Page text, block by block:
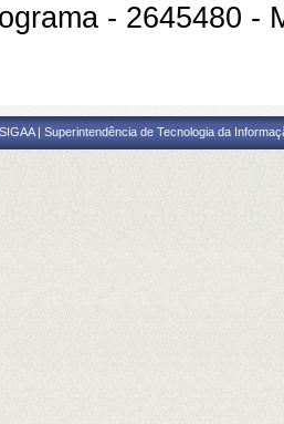
- 2645480 -
SIGAA | Superintendência de Tecnologia da